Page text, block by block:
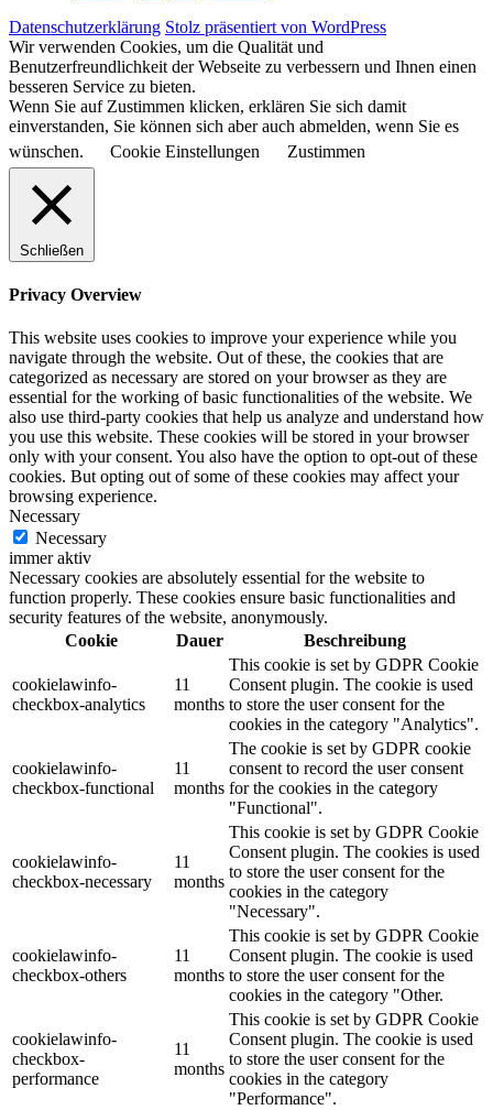
Datenschutzerklärung Stolz präsentiert von WordPress
Wir verwenden Cookies, um die Qualität und
Benutzerfreundlichkeit der Webseite zu verbessern und Ihnen einen
besseren Service zu bieten.
Wenn Sie auf Zustimmen klicken, erklären Sie sich damit
einverstanden, Sie können sich aber auch abmelden, wenn Sie es
wünschen.
Cookie Einstellungen Zustimmen
Schließen
Privacy Overview
This website uses cookies to improve your experience while you
navigate through the website. Out of these, the cookies that are
categorized as necessary are stored on your browser as they are
essential for the working of basic functionalities of the website. We
also use third-party cookies that help us analyze and understand how
you use this website. These cookies will be stored in your browser
only with your consent. You also have the option to opt-out of these
cookies. But opting out of some of these cookies may affect your
browsing experience.
Necessary
Necessary
immer aktiv
Necessary cookies are absolutely essential for the website to
function properly. These cookies ensure basic functionalities and
security features of the website, anonymously.
Cookie
Dauer Beschreibung
cookielawinfo-
checkbox-analytics
11
months
This cookie is set by GDPR Cookie
Consent plugin. The cookie is used
to store the user consent for the
cookies in the category "Analytics".
cookielawinfo-
checkbox-functional
11
months
The cookie is set by GDPR cookie
consent to record the user consent
for the cookies in the category
"Functional".
cookielawinfo-
checkbox-necessary
11
months
This cookie is set by GDPR Cookie
Consent plugin. The cookies is used
to store the user consent for the
cookies in the category
"Necessary".
cookielawinfo-
checkbox-others
11
months
This cookie is set by GDPR Cookie
Consent plugin. The cookie is used
to store the user consent for the
cookies in the category "Other.
cookielawinfo-
checkbox-
performance
11
months
This cookie is set by GDPR Cookie
Consent plugin. The cookie is used
to store the user consent for the
cookies in the category
"Performance".